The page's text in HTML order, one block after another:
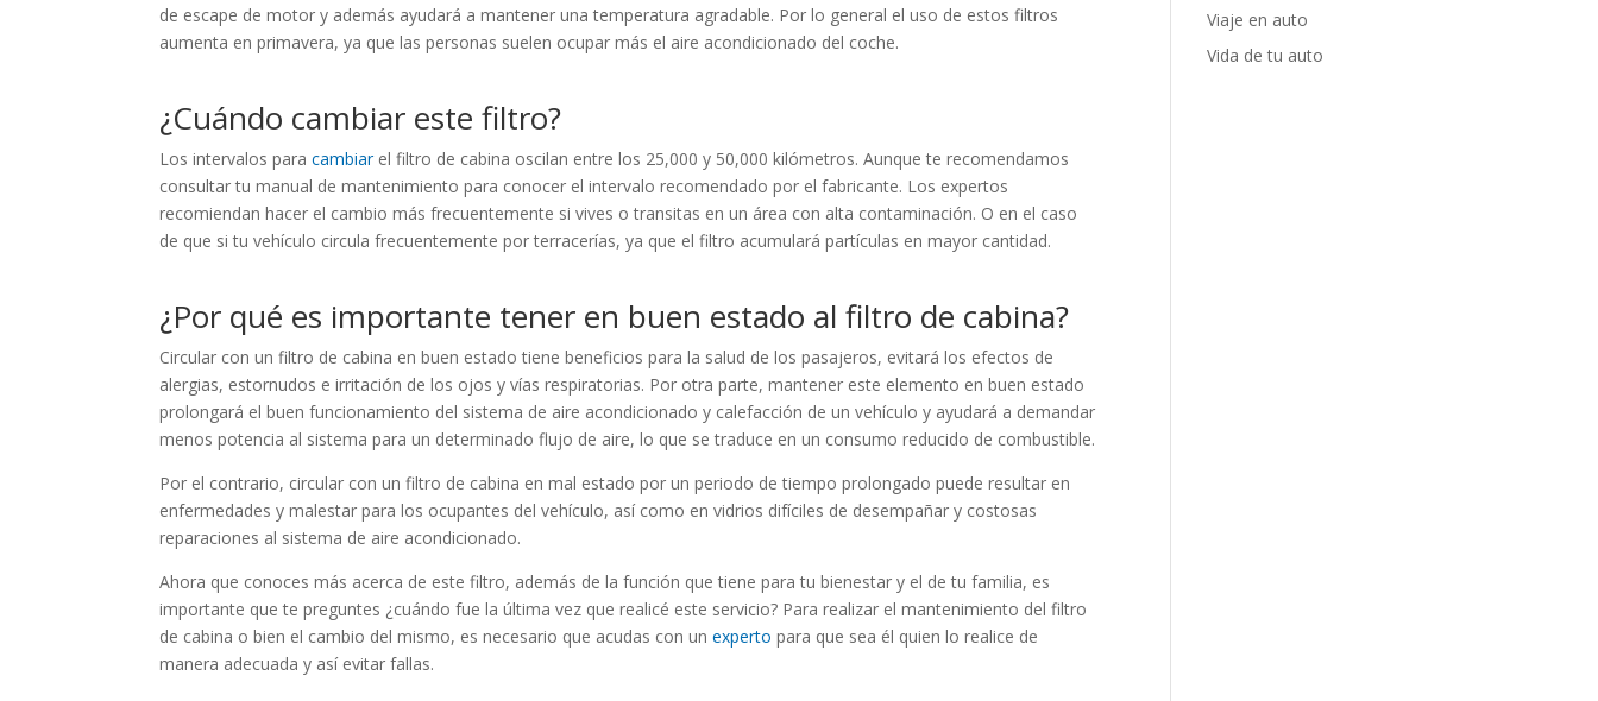
de escape de motor y además ayudará a mantener una temperatura agradable. Por lo general el uso de estos filtros
aumenta en primavera, ya que las personas suelen ocupar más el aire acondicionado del coche.
¿Cuándo cambiar este filtro?
Los intervalos paracambiar el filtro de cabina oscilan entre los 25,000 y 50,000kilómetros. Aunque te recomendamos
consultar tu manual de mantenimiento para conocer el intervalo recomendado por el fabricante. Los expertos
recomiendan hacer el cambio más frecuentemente si vives o transitas en un área con alta contaminación. O en el caso
de que si tu vehículo circula frecuentemente por terracerías, ya que el filtro acumulará partículas en mayor cantidad.
¿Por qué es importante tener en buen estado al filtro de cabina?
Circular con un filtro de cabina en buen estado tiene beneficios para la salud de los pasajeros, evitará los efectos de
alergias, estornudos e irritación de los ojos y vías respiratorias. Por otra parte, mantener este elemento en buen estado
prolongará el buen funcionamiento del sistema de aire acondicionado y calefacción de un vehículo y ayudará a demandar
menos potencia al sistema para un determinado flujo de aire, lo que se traduce en un consumo reducido de combustible.
Por el contrario, circular con un filtro de cabina en mal estado por un periodo de tiempo prolongado puede resultar en
enfermedades y malestar para los ocupantes del vehículo, así como en vidrios difíciles de desempañar y costosas
reparaciones al sistema de aire acondicionado.
Ahora que conoces más acerca de este filtro, además de la función que tiene para tu bienestar y el de tu familia, es
importante que te preguntes ¿cuándo fue la última vez que realicé este servicio? Para realizar el mantenimiento del filtro
de cabina o bien el cambio del mismo, es necesario que acudas con unexpertopara que sea él quien lo realice de
manera adecuada y así evitar fallas.
Viaje en auto
Vida de tu auto